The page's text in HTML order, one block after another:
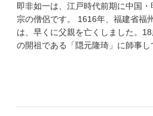
即非如一は、江戸時代前期に中国
宗の僧侶です。 1616年、福建省福
は、早くに父親を亡くしました。
の開祖である「隠元隆琦」に師事